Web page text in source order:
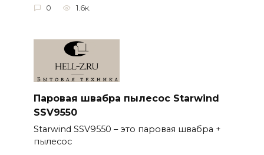
0 1.6к.
Паровая швабра пылесос Starwind
SSV9550
Starwind SSV9550 – это паровая швабра +
пылесос